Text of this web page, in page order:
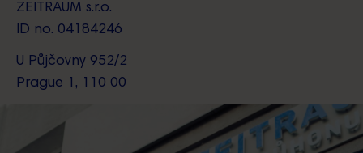
ZEITRAUM s.r.o.
ID no. 04184246
U Půjčovny 952/2
Prague 1, 110 00